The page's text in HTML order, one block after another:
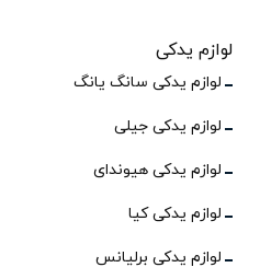
لوازم یدکی
لوازم یدکی سانگ یانگ
لوازم یدکی جیلی
لوازم یدکی هیوندای
لوازم یدکی کیا
لوازم یدکی برلیانس